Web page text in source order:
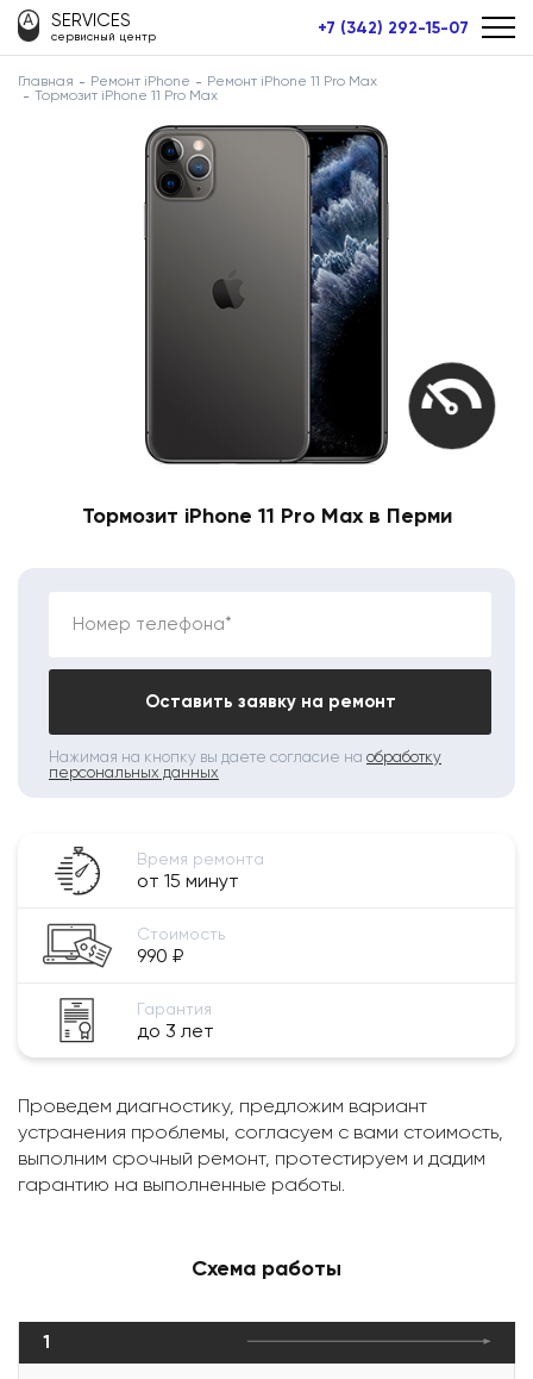
SERVICES
сервисный центр +7 (342) 292-15-07
Главная Ремонт iPhone
Ремонт iPhone 11 Pro Max
Тормозит iPhone 11 Pro Max
Тормозит iPhone 11 Pro Max в Перми
Номер телефона*
Оставить заявку на ремонт
Нажимая на кнопку вы даете согласие на обработку
персональных данных
Время ремонта
от 15 минут
Стоимость
990 ₽
Гарантия
до 3 лет
Проведем диагностику, предложим вариант
устранения проблемы, согласуем с вами стоимость,
выполним срочный ремонт, протестируем и дадим
гарантию на выполненные работы.
Схема работы
1